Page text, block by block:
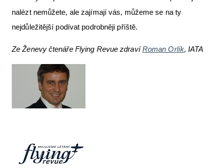
nalézt nemůžete, ale zajímají vás, můžeme se na ty
nejdůležitější podívat podrobněji příště.
Ze Ženevy čtenáře Flying Revue zdravíRoman Orlík, IATA